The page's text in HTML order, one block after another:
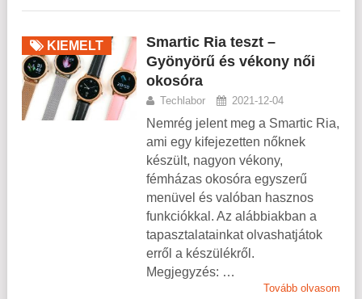
KIEMELT
Smartic Ria teszt –
Gyönyörű és vékony női
okosóra
Techlabor 2021-12-04
Nemrég jelent meg a Smartic Ria,
ami egy kifejezetten nőknek
készült, nagyon vékony,
fémházas okosóra egyszerű
menüvel és valóban hasznos
funkciókkal. Az alábbiakban a
tapasztalatainkat olvashatjátok
erről a készülékről.
Megjegyzés: …
Tovább olvasom